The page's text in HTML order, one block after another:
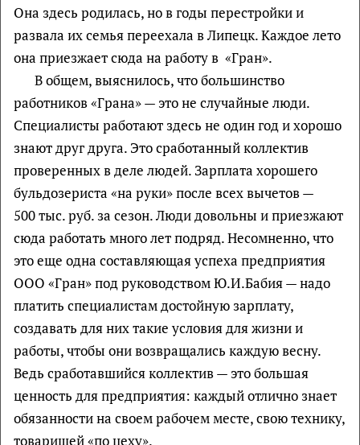
Она здесь родилась, но в годы перестройки и
развала их семья переехала в Липецк. Каждое лето
она приезжает сюда на работу в «Гран».
В общем, выяснилось, что большинство
работников «Грана» — это не случайные люди.
Специалисты работают здесь не один год и хорошо
знают друг друга. Это сработанный коллектив
проверенных в деле людей. Зарплата хорошего
бульдозериста «на руки» после всех вычетов —
500 тыс. руб. за сезон. Люди довольны и приезжают
сюда работать много лет подряд. Несомненно, что
это еще одна составляющая успеха предприятия
ООО «Гран» под руководством Ю.И.Бабия — надо
платить специалистам достойную зарплату,
создавать для них такие условия для жизни и
работы, чтобы они возвращались каждую весну.
Ведь сработавшийся коллектив — это большая
ценность для предприятия: каждый отлично знает
обязанности на своем рабочем месте, свою технику,
товарищей «по цеху».